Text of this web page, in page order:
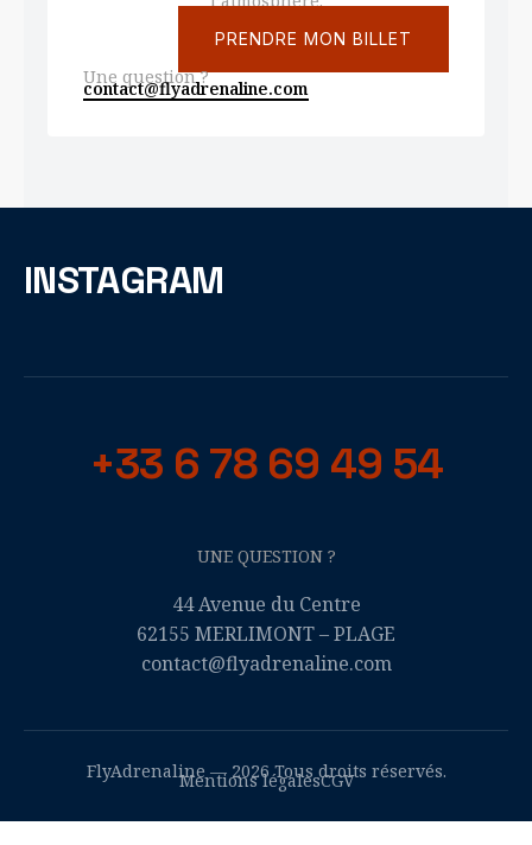
PRENDRE MON BILLET
Une question ?
contact@flyadrenaline.com
INSTAGRAM
+33 6 78 69 49 54
UNE QUESTION ?
44 Avenue du Centre
62155 MERLIMONT – PLAGE
contact@flyadrenaline.com
FlyAdrenaline — 2026 Tous droits réservés.
Mentions légalesCGV